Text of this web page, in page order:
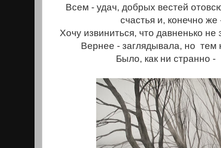
Всем - удач, добрых вестей
счастья и, конечно же
Хочу извиниться, что давненько не
Вернее - заглядывала, но
Было, как ни странно -